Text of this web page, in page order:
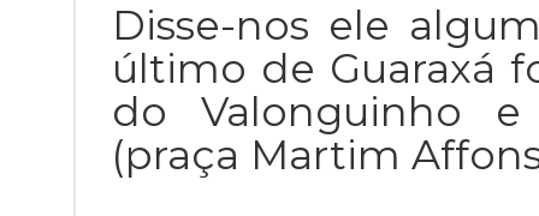
Disse-nos ele
último de Guaraxá
do Valonguinho
(praça Martim